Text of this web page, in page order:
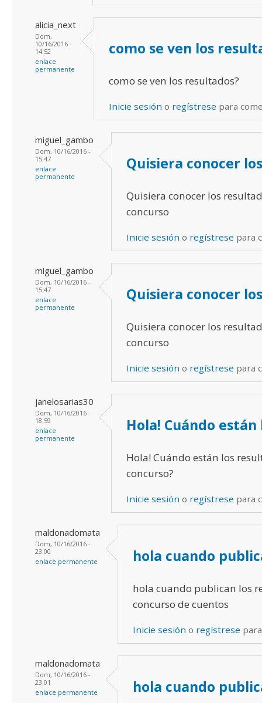
alicia_next
Dom,
10/16/2016 -
14:52
enlace
permanente
como se ven los
como se ven los resultados?
Inicie sesión o regístrese para
miguel_gambo
Dom, 10/16/2016 -
15:47
enlace
permanente
Quisiera conocer los
Quisiera conocer los
concurso
Inicie sesión o regístrese para
miguel_gambo
Dom, 10/16/2016 -
15:47
enlace
permanente
Quisiera conocer los
Quisiera conocer los
concurso
Inicie sesión o regístrese para
janelosarias30
Dom, 10/16/2016 -
18:59
enlace
permanente
Hola! Cuándo están
Hola! Cuándo están los
concurso?
Inicie sesión o regístrese para
maldonadomata
Dom, 10/16/2016 -
23:00
enlace permanente
hola cuando
hola cuando publican los
concurso de cuentos
Inicie sesión o regístrese
maldonadomata
Dom, 10/16/2016 -
23:01
enlace permanente
hola cuando